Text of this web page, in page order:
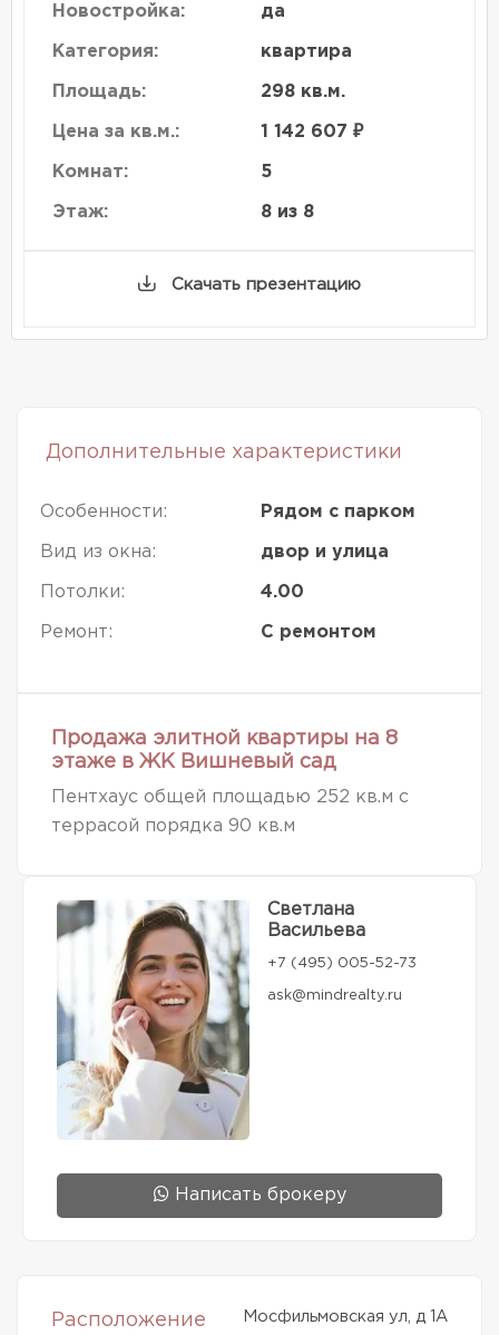
Новостройка: да
Категория: квартира
Площадь: 298 кв.м.
Цена за кв.м.: 1 142 607 ₽
Комнат: 5
Этаж: 8 из 8
Скачать презентацию
Дополнительные характеристики
Особенности: Рядом с парком
Вид из окна: двор и улица
Потолки: 4.00
Ремонт: С ремонтом
Продажа элитной квартиры на 8
этаже в ЖК Вишневый сад
Пентхаус общей площадью 252 кв.м с
террасой порядка 90 кв.м
Светлана
Васильева
+7 (495) 005-52-73
ask@mindrealty.ru
Написать брокеру
Расположение Мосфильмовская ул, д 1А